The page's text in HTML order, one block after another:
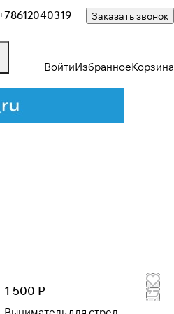
Заказать звонок
ВойтиИзбранноеКорзина
1 500 Р